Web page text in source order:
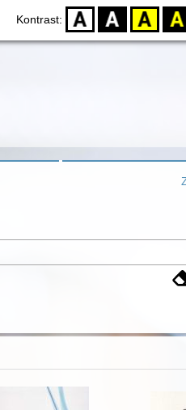
Kontrast: D BW YB BY